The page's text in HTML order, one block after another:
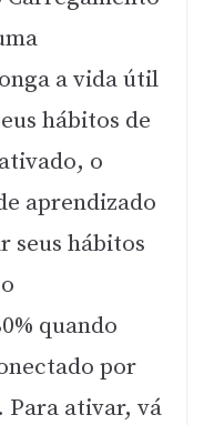
a vida útil
hábitos de
o
aprendizado
seus hábitos
quando
por
ativar, vá